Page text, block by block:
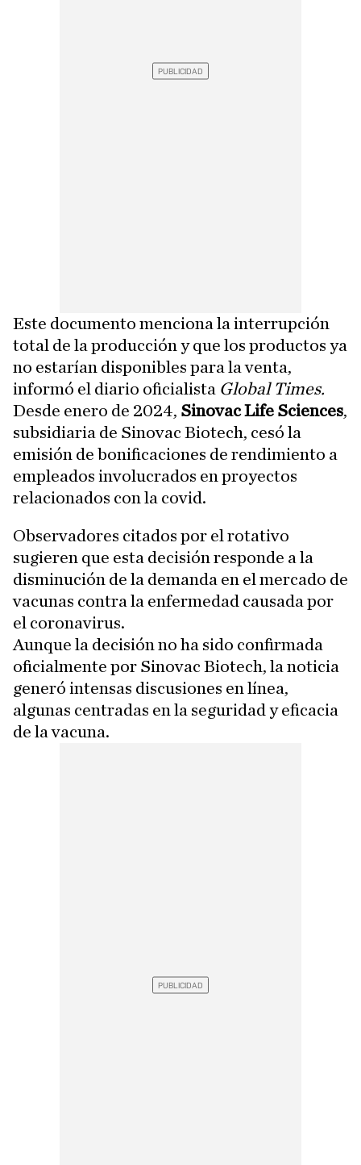
Este documento menciona la interrupción
total de la producción y que los productos ya
no estarían disponibles para la venta,
informó el diario oficialista Global Times.
Desde enero de 2024, Sinovac Life Sciences,
subsidiaria de Sinovac Biotech, cesó la
emisión de bonificaciones de rendimiento a
empleados involucrados en proyectos
relacionados con la covid.
Observadores citados por el rotativo
sugieren que esta decisión responde a la
disminución de la demanda en el mercado de
vacunas contra la enfermedad causada por
el coronavirus.
Aunque la decisión no ha sido confirmada
oficialmente por Sinovac Biotech, la noticia
generó intensas discusiones en línea,
algunas centradas en la seguridad y eficacia
de la vacuna.